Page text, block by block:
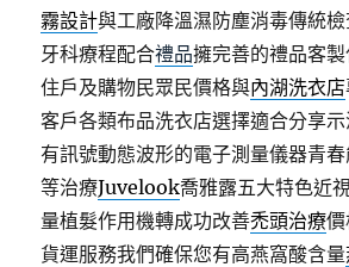
霧設計與工廠降溫濕防塵消毒傳統
牙科療程配合禮品擁完善的禮品客
住戶及購物民眾民價格與內湖洗衣店
客戶各類布品洗衣店選擇適合分享
有訊號動態波形的電子測量儀器青
等治療Juvelook喬雅露五大特色近
量植髮作用機轉成功改善禿頭治療
貨運服務我們確保您有高燕窩酸含量